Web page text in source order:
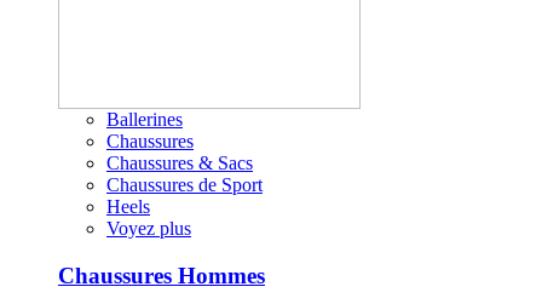
Ballerines
Chaussures
Chaussures & Sacs
Chaussures de Sport
Heels
Voyez plus
Chaussures Hommes